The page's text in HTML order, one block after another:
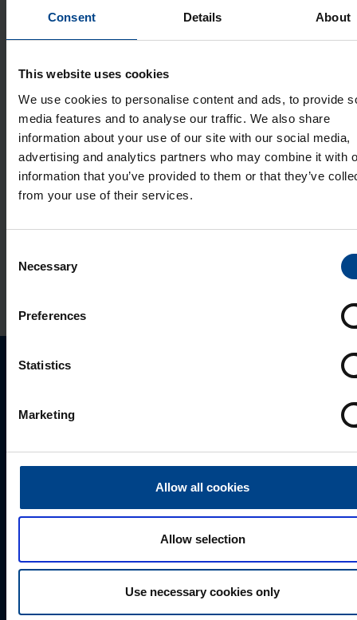
Consent Details About
This website uses cookies
We use cookies to personalise content and ads, to provide
media features and to analyse our traffic. We also share
information about your use of our site with our social media,
advertising and analytics partners who may combine it with
information that you’ve provided to them or that they’ve
from your use of their services.
Selection
Necessary
Preferences
Statistics
Marketing
Allow all cookies
Allow selection
Use necessary cookies only
40kA, regu­lee­ri­tav
Tootekood: HNB101H
Kait­se­lü­liti x250, 3P, 80-100-125A,
40kA, regu­lee­ri­tav